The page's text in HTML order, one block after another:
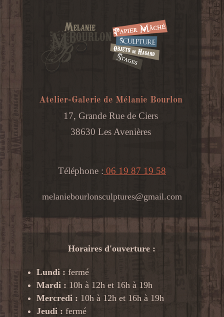
Atelier-Galerie de Mélanie Bourlon
17, Grande Rue de Ciers
38630 Les Avenières
Téléphone : 06 19 87 19 58
melaniebourlonsculptures@gmail.com
Horaires d'ouverture :
Lundi : fermé
Mardi : 10h à 12h et 16h à 19h
Mercredi : 10h à 12h et 16h à 19h
Jeudi : fermé